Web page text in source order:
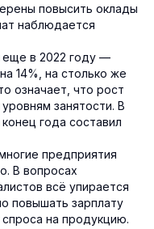
повысить оклады
наблюдается
еще в 2022 году —
14%, на столько же
означает, что рост
занятости. В
года составил
предприятия
В вопросах
всё упирается
повышать зарплату
на продукцию.